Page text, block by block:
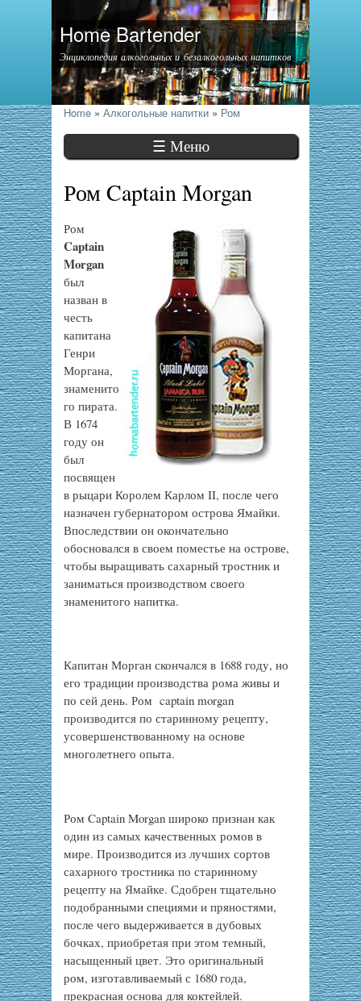
Home Bartender
Энциклопедия алкогольных и безалкогольных напитков
Home » Алкогольные напитки » Ром
☰ Меню
Ром Captain Morgan
Ром
Captain
Morgan
был
назван в
честь
капитана
Генри
Моргана,
знаменито
го пирата.
В 1674
году он
был
посвящен
в рыцари Королем Карлом II, после чего
назначен губернатором острова Ямайки.
Впоследствии он окончательно
обосновался в своем поместье на острове,
чтобы выращивать сахарный тростник и
заниматься производством своего
знаменитого напитка.
Капитан Морган скончался в 1688 году, но
его традиции производства рома живы и
по сей день. Ром captain morgan
производится по старинному рецепту,
усовершенствованному на основе
многолетнего опыта.
Ром Captain Morgan широко признан как
один из самых качественных ромов в
мире. Производится из лучших сортов
сахарного тростника по старинному
рецепту на Ямайке. Сдобрен тщательно
подобранными специями и пряностями,
после чего выдерживается в дубовых
бочках, приобретая при этом темный,
насыщенный цвет. Это оригинальный
ром, изготавливаемый с 1680 года,
прекрасная основа для коктейлей.